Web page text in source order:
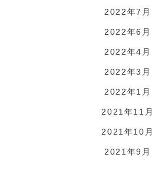
2022年7月
2022年6月
2022年4月
2022年3月
2022年1月
2021年11月
2021年10月
2021年9月